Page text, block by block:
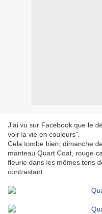
J'ai vu sur Facebook que le
voir la vie en couleurs".
Cela tombe bien, dimanche
manteau Quart Coat, rouge
fleurie dans les mêmes tons
contrastant.